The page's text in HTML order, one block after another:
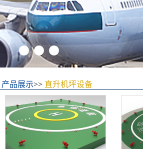
产品展示>> 直升机坪设备